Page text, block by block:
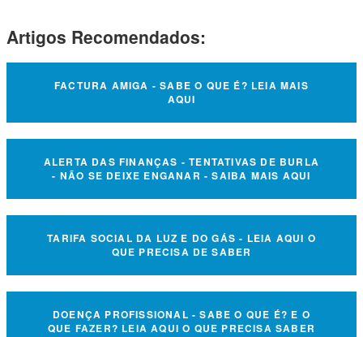
Artigos Recomendados:
FACTURA AMIGA - SABE O QUE É? LEIA MAIS
AQUI
ALERTA DAS FINANÇAS - TENTATIVAS DE BURLA
- NÃO SE DEIXE ENGANAR - SAIBA MAIS AQUI
TARIFA SOCIAL DA LUZ E DO GÁS - LEIA AQUI O
QUE PRECISA DE SABER
DOENÇA PROFISSIONAL - SABE O QUE É? E O
QUE FAZER? LEIA AQUI O QUE PRECISA SABER